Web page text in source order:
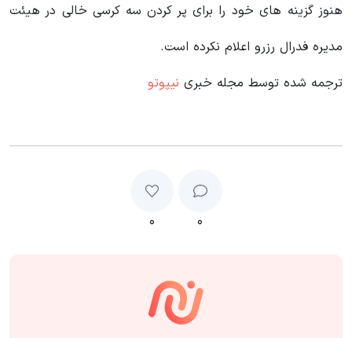
هنوز گزینه های خود را برای پر کردن سه کرسی خالی در هیئت
مدیره فدرال رزرو اعلام نکرده است.
ترجمه شده توسط مجله خبری نیپوتو
۰ ۰